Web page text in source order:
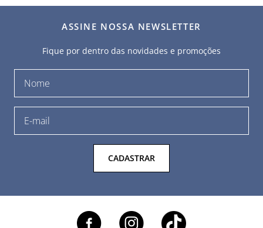
ASSINE NOSSA NEWSLETTER
Fique por dentro das novidades e promoções
CADASTRAR